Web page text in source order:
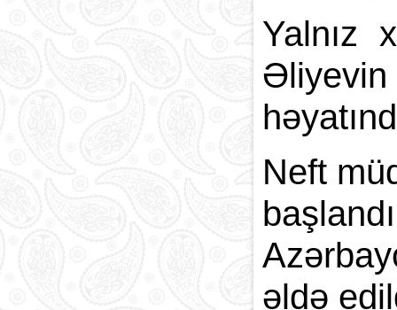
Yalnız
Neft
əldə